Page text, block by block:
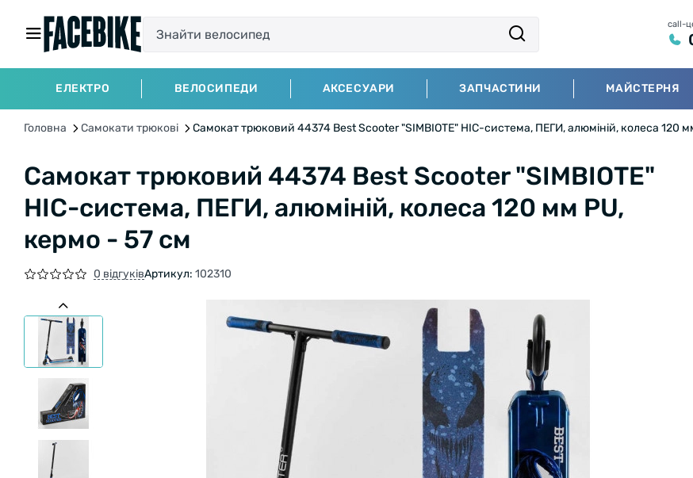
call-
ЕЛЕКТРО ВЕЛОСИПЕДИ АКСЕСУАРИ ЗАПЧАСТИНИ МАЙСТЕРНЯ
Головна Самокати трюкові Самокат трюковий 44374 Best Scooter "SIMBIOTE" HIC-система, ПЕГИ, алюміній, колеса 120
Самокат трюковий 44374 Best Scooter "SIMBIOTE"
HIC-система, ПЕГИ, алюміній, колеса 120 мм PU,
кермо - 57 см
0 відгуківАртикул: 102310
БЕЗКОШТОВНА ДОСТАВКА НА ВЕЛОСИПЕДИ ВІД 2000 ГРН • БЕЗКОШТОВНА ДОСТАВКА НА